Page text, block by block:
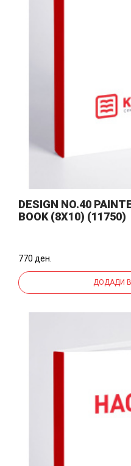
DESIGN NO.40
BOOK (8X10) (11750)
770 ден.
ДОДАДИ